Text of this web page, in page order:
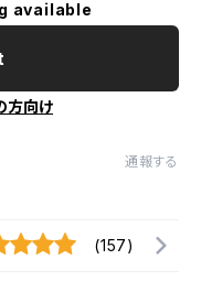
available
方向け
通報する
(157)